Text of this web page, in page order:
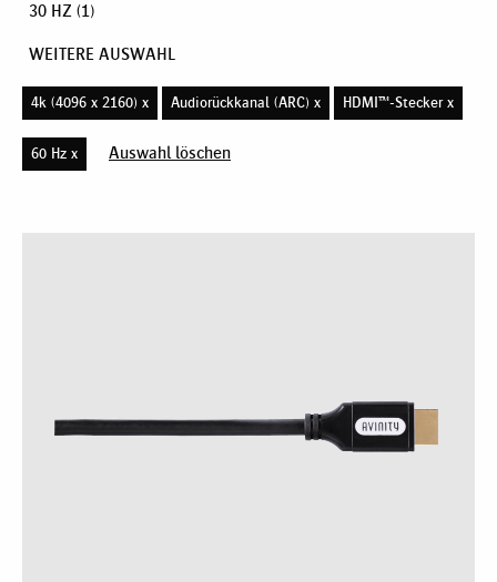
30 HZ (1)
WEITERE AUSWAHL
4k (4096 x 2160) x Audiorückkanal (ARC) x HDMI™-Stecker x
60 Hz x Auswahl löschen